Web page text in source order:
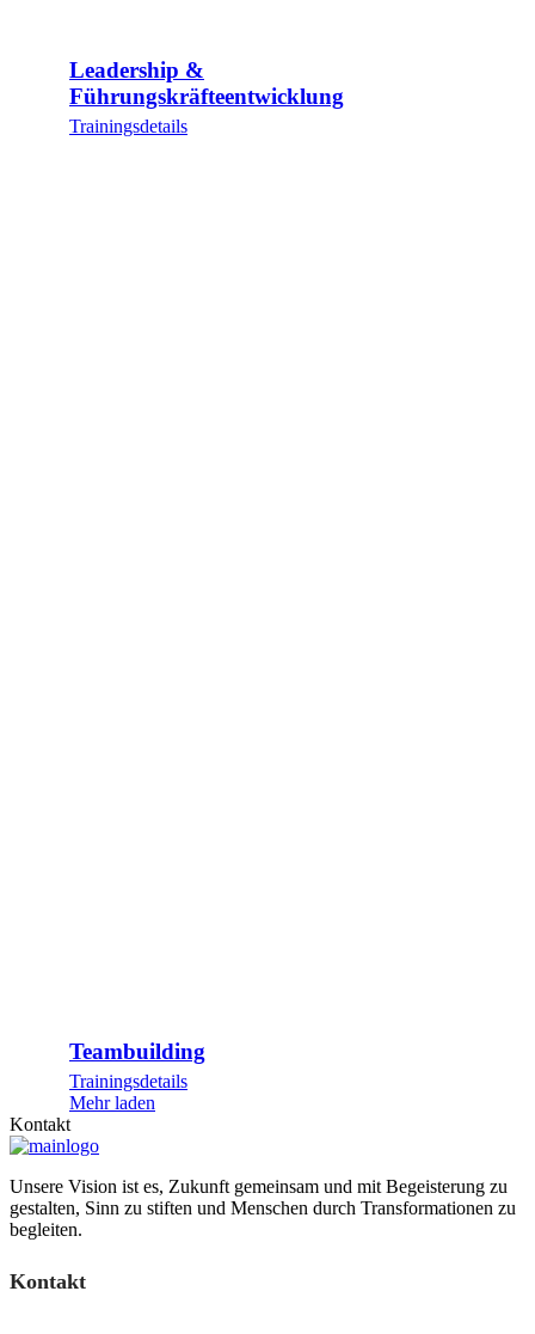
Leadership &
Führungskräfteentwicklung
Trainingsdetails
Teambuilding
Trainingsdetails
Mehr laden
Kontakt
Unsere Vision ist es, Zukunft gemeinsam und mit Begeisterung zu
gestalten, Sinn zu stiften und Menschen durch Transformationen zu
begleiten.
Kontakt